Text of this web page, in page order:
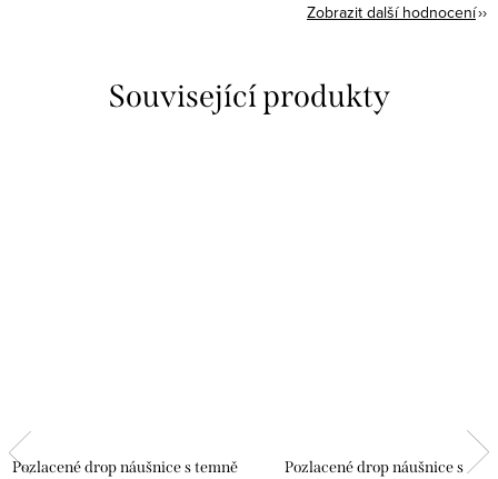
Zobrazit další hodnocení
Související produkty
Pozlacené drop náušnice s temně
Pozlacené drop náušnice s